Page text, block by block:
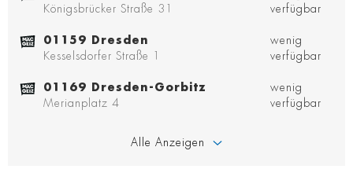
Königsbrücker Straße 31
verfügbar
01159 Dresden
Kesselsdorfer Straße 1
wenig
verfügbar
01169 Dresden-Gorbitz
Merianplatz 4
wenig
verfügbar
Alle Anzeigen